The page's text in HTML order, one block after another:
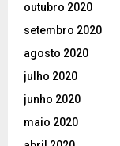
outubro 2020
setembro 2020
agosto 2020
julho 2020
junho 2020
maio 2020